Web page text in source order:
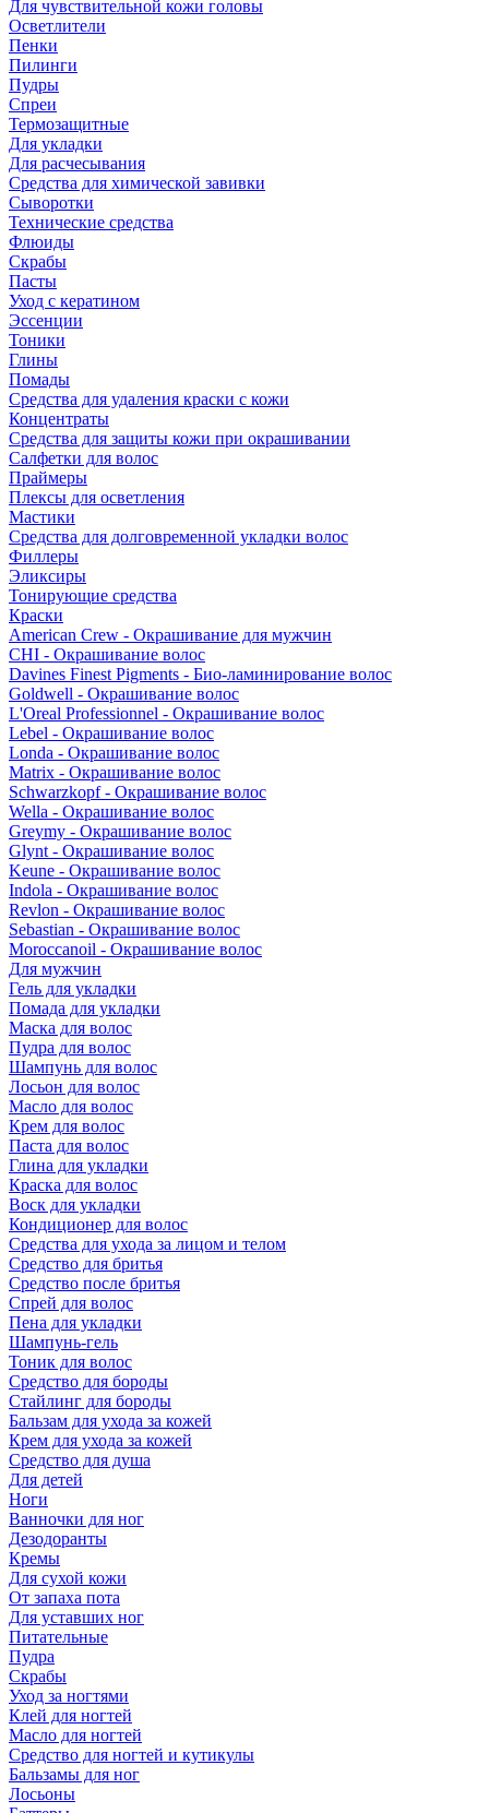
Для чувствительной кожи головы
Осветлители
Пенки
Пилинги
Пудры
Спреи
Термозащитные
Для укладки
Для расчесывания
Средства для химической завивки
Сыворотки
Технические средства
Флюиды
Скрабы
Пасты
Уход с кератином
Эссенции
Тоники
Глины
Помады
Средства для удаления краски с кожи
Концентраты
Средства для защиты кожи при окрашивании
Салфетки для волос
Праймеры
Плексы для осветления
Мастики
Средства для долговременной укладки волос
Филлеры
Эликсиры
Тонирующие средства
Краски
American Crew - Окрашивание для мужчин
CHI - Окрашивание волос
Davines Finest Pigments - Био-ламинирование волос
Goldwell - Окрашивание волос
L'Oreal Professionnel - Окрашивание волос
Lebel - Окрашивание волос
Londa - Окрашивание волос
Matrix - Окрашивание волос
Schwarzkopf - Окрашивание волос
Wella - Окрашивание волос
Greymy - Окрашивание волос
Glynt - Окрашивание волос
Keune - Окрашивание волос
Indola - Окрашивание волос
Revlon - Окрашивание волос
Sebastian - Окрашивание волос
Moroccanoil - Окрашивание волос
Для мужчин
Гель для укладки
Помада для укладки
Маска для волос
Пудра для волос
Шампунь для волос
Лосьон для волос
Масло для волос
Крем для волос
Паста для волос
Глина для укладки
Краска для волос
Воск для укладки
Кондиционер для волос
Средства для ухода за лицом и телом
Средство для бритья
Средство после бритья
Спрей для волос
Пена для укладки
Шампунь-гель
Тоник для волос
Средство для бороды
Стайлинг для бороды
Бальзам для ухода за кожей
Крем для ухода за кожей
Средство для душа
Для детей
Ноги
Ванночки для ног
Дезодоранты
Кремы
Для сухой кожи
От запаха пота
Для уставших ног
Питательные
Пудра
Скрабы
Уход за ногтями
Клей для ногтей
Масло для ногтей
Средство для ногтей и кутикулы
Бальзамы для ног
Лосьоны